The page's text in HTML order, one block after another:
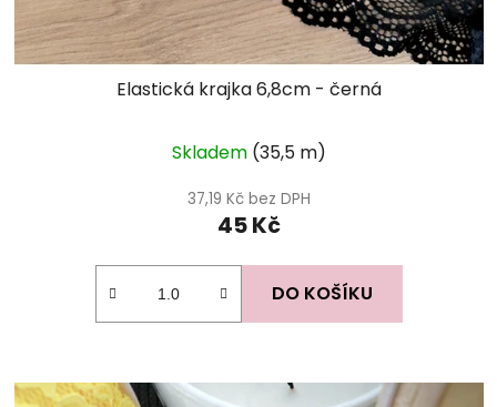
Elastická krajka 6,8cm - černá
Skladem (35,5 m)
37,19 Kč bez DPH
45 Kč
DO KOŠÍKU